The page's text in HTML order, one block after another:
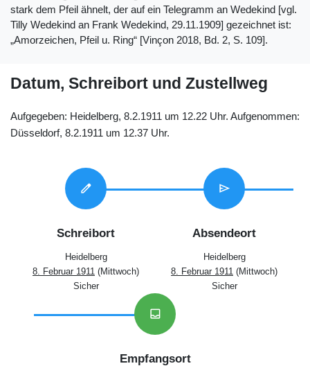
stark dem Pfeil ähnelt, der auf ein Telegramm an Wedekind [vgl.
Tilly Wedekind an Frank Wedekind, 29.11.1909] gezeichnet ist:
„Amorzeichen, Pfeil u. Ring“ [Vinçon 2018, Bd. 2, S. 109].
Datum, Schreibort und Zustellweg
Aufgegeben: Heidelberg, 8.2.1911 um 12.22 Uhr. Aufgenommen:
Düsseldorf, 8.2.1911 um 12.37 Uhr.
edit
Schreibort
Heidelberg
8. Februar 1911 (Mittwoch)
Sicher
send
Absendeort
Heidelberg
8. Februar 1911 (Mittwoch)
Sicher
inbox
Empfangsort